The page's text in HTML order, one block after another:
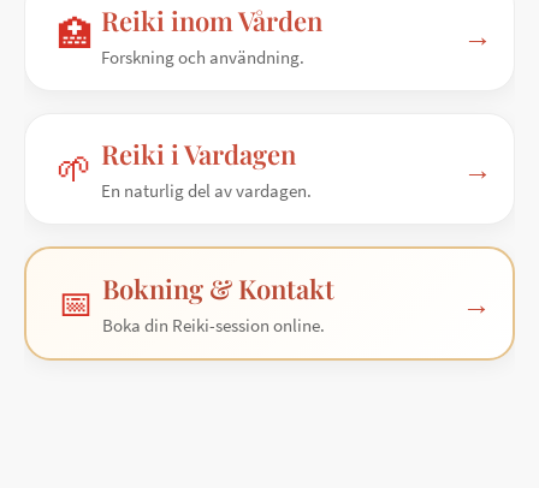
🏥 Reiki inom Vården
Forskning och användning.
→
🌱 Reiki i Vardagen
En naturlig del av vardagen.
→
📅 Bokning & Kontakt
Boka din Reiki-session online.
→